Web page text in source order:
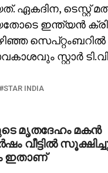
ഏകദിന,
ഇന്ത്യന്‍
കഴിഞ്ഞ
സ്റ്റാര്‍
STAR INDIA
മൃതദേഹം മകന്‍
വീട്ടില്‍
ഇതാണ്